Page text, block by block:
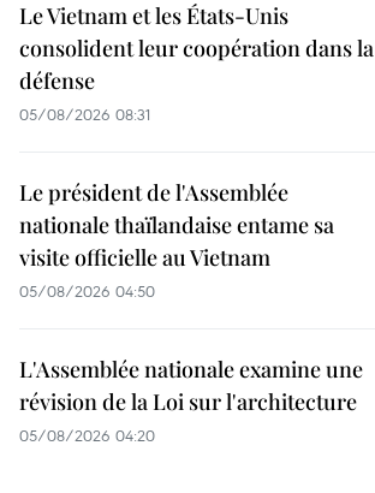
Le Vietnam et les États-Unis
consolident leur coopération dans la
défense
05/08/2026 08:31
Le président de l'Assemblée
nationale thaïlandaise entame sa
visite officielle au Vietnam
05/08/2026 04:50
L'Assemblée nationale examine une
révision de la Loi sur l'architecture
05/08/2026 04:20